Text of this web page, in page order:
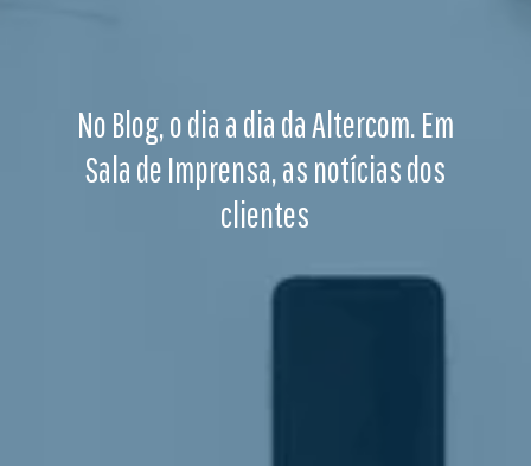
No Blog, o dia a dia da Altercom. Em
Sala de Imprensa, as notícias dos
clientes